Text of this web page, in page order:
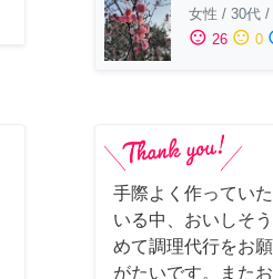
女性 / 30代 /
sentiment_satisfied 26 sentiment_neutral 0
手際よく作ってい
いる中、おいしそ
めて調理代行をお
がたいです。また